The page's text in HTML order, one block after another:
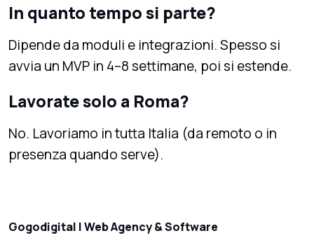
In quanto tempo si parte?
Dipende da moduli e integrazioni. Spesso si
avvia un MVP in 4–8 settimane, poi si estende.
Lavorate solo a Roma?
No. Lavoriamo in tutta Italia (da remoto o in
presenza quando serve).
Gogodigital | Web Agency & Software